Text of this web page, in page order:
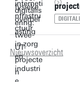
Nieuwsoverzicht